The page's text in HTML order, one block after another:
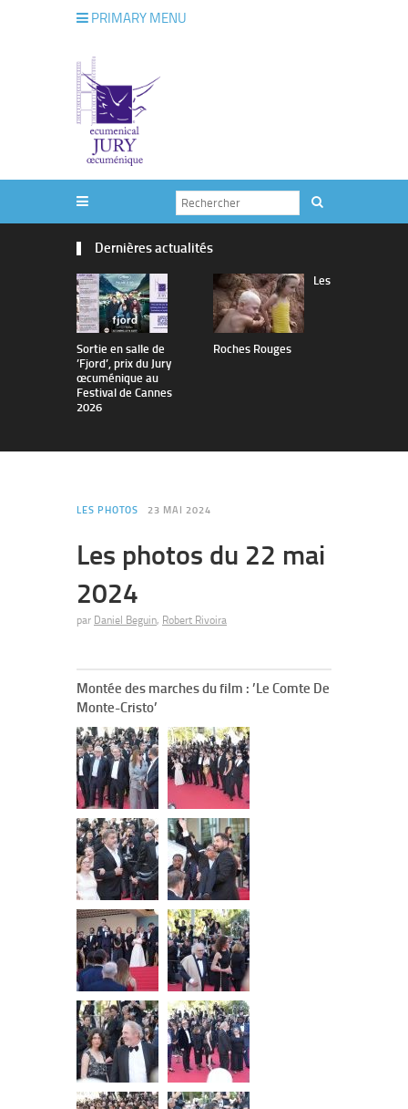
PRIMARY MENU
Dernières actualités
Sortie en salle de
’Fjord’, prix du Jury
œcuménique au
Festival de Cannes
2026
Les
Roches Rouges
LES PHOTOS 23 MAI 2024
Les photos du 22 mai
2024
par Daniel Beguin, Robert Rivoira
Montée des marches du film : ’Le Comte De
Monte-Cristo’